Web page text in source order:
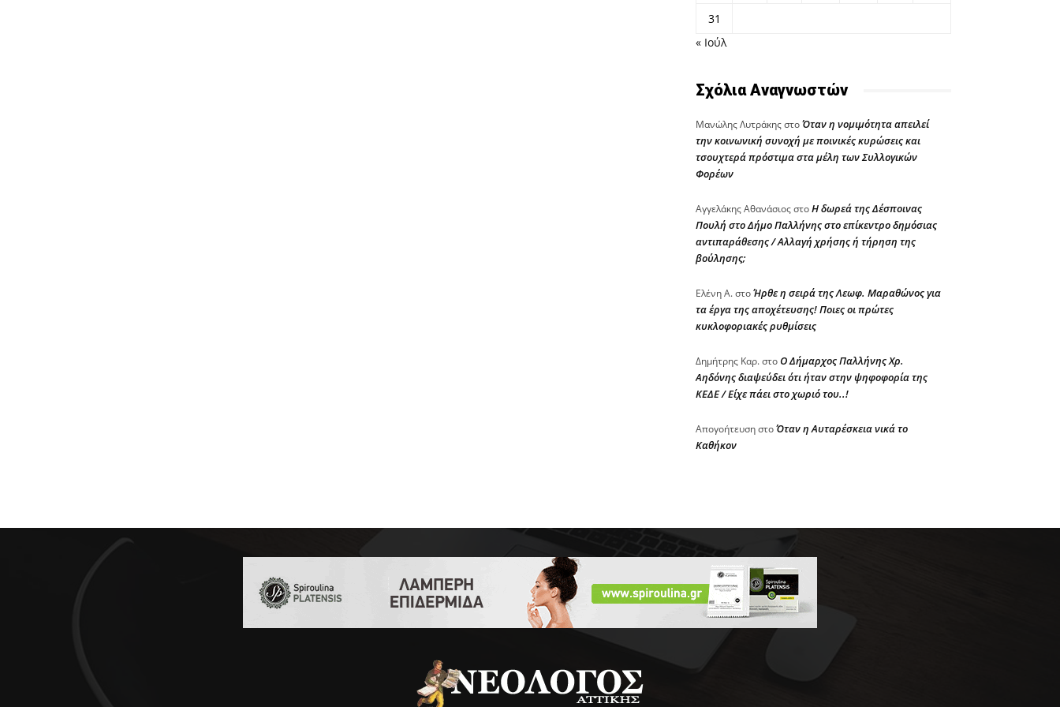
31
« Ιούλ
Σχόλια Αναγνωστών
Μανώλης ΛυτράκηςστοΌταν η νομιμότητα απειλεί
την κοινωνική συνοχή με ποινικές κυρώσεις και
τσουχτερά πρόστιμα στα μέλη των Συλλογικών
Φορέων
Αγγελάκης ΑθανάσιοςστοΗ δωρεά της Δέσποινας
Πουλή στο Δήμο Παλλήνης στο επίκεντρο δημόσιας
αντιπαράθεσης / Αλλαγή χρήσης ή τήρηση της
βούλησης;
Ελένη Α.στοΉρθε η σειρά της Λεωφ. Μαραθώνος για
τα έργα της αποχέτευσης! Ποιες οι πρώτες
κυκλοφοριακές ρυθμίσεις
Δημήτρης Καρ.στοΟ Δήμαρχος Παλλήνης Χρ.
Αηδόνης διαψεύδει ότι ήταν στην ψηφοφορία της
ΚΕΔΕ / Είχε πάει στο χωριό του..!
ΑπογοήτευσηστοΌταν η Αυταρέσκεια νικά το
Καθήκον